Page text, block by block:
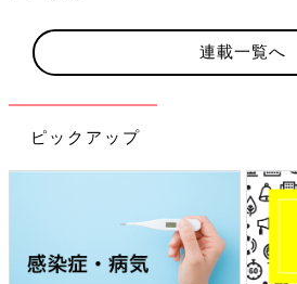
連載一覧へ
ピックアップ